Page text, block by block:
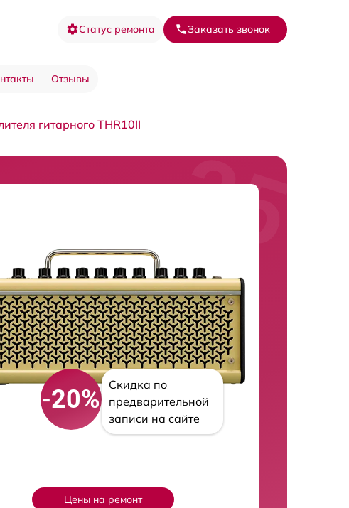
Статус ремонта Заказать звонок
Отзывы
гитарного THR10II
-20%
Скидка по
предварительной
записи на сайте
Цены на ремонт